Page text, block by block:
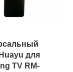
для
TV RM-